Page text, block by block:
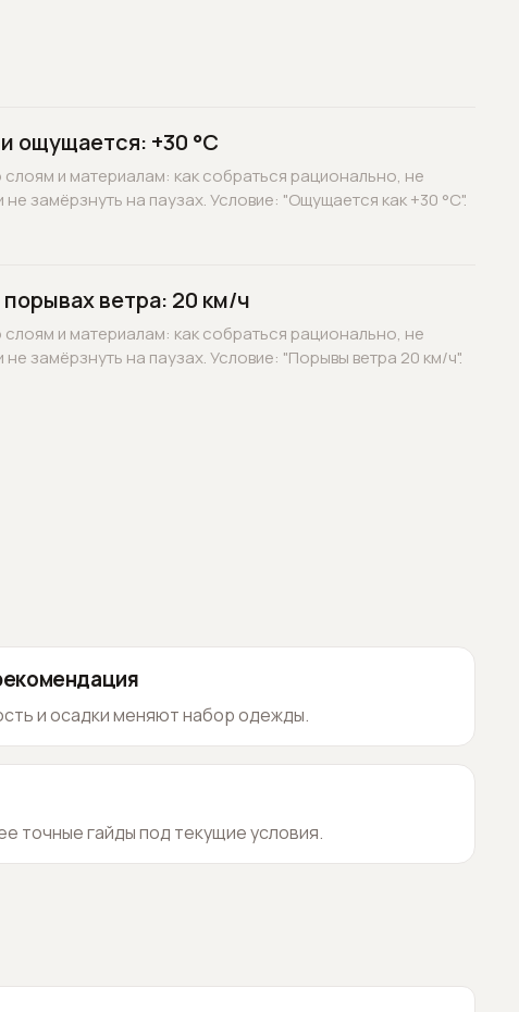
ощущается: +30 °C
слоям и материалам: как собраться рационально, не
не замёрзнуть на паузах. Условие: "Ощущается как +30 °C".
ветра: 20 км/ч
слоям и материалам: как собраться рационально, не
не замёрзнуть на паузах. Условие: "Порывы ветра 20 км/ч".
и осадки меняют набор одежды.
точные гайды под текущие условия.